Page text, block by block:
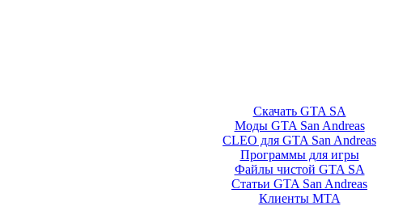
Скачать GTA SA
Моды GTA San Andreas
CLEO для GTA San Andreas
Программы для игры
Файлы чистой GTA SA
Статьи GTA San Andreas
Клиенты MTA